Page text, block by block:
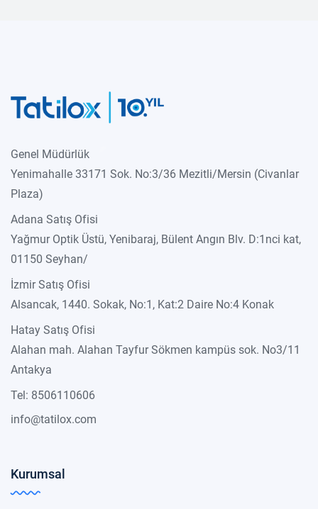
Genel Müdürlük
Yenimahalle 33171 Sok. No:3/36 Mezitli/Mersin (Civanlar
Plaza)
Adana Satış Ofisi
Yağmur Optik Üstü, Yenibaraj, Bülent Angın Blv. D:1nci kat,
01150 Seyhan/
İzmir Satış Ofisi
Alsancak, 1440. Sokak, No:1, Kat:2 Daire No:4 Konak
Hatay Satış Ofisi
Alahan mah. Alahan Tayfur Sökmen kampüs sok. No3/11
Antakya
Tel: 8506110606
info@tatilox.com
Kurumsal